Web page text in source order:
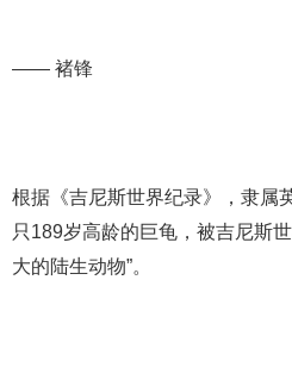
—— 褚锋
根据《吉尼斯世界纪录》，隶属
只189岁高龄的巨龟，被吉尼斯
大的陆生动物”。